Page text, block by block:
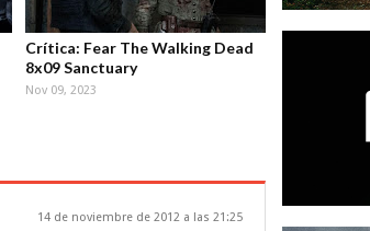
Crítica: Fear The Walking Dead
8x09 Sanctuary
Nov 09, 2023
14 de noviembre de 2012 a las 21:25